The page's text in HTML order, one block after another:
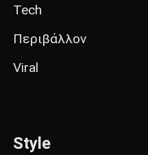
Tech
Περιβάλλον
Viral
Style